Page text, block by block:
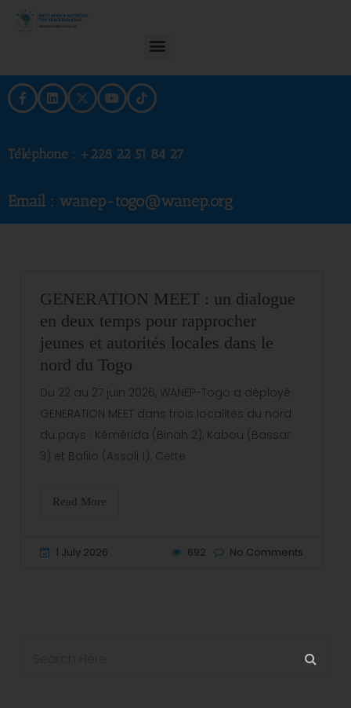
Téléphone : +228 22 51 84 27
Email : wanep-togo@wanep.org
GENERATION MEET : un dialogue
en deux temps pour rapprocher
jeunes et autorités locales dans le
nord du Togo
Du 22 au 27 juin 2026, WANEP-Togo a déployé
GENERATION MEET dans trois localités du nord
du pays : Kémérida (Binah 2), Kabou (Bassar
3) et Bafilo (Assoli 1). Cette
Read More
1 July 2026 692 No Comments